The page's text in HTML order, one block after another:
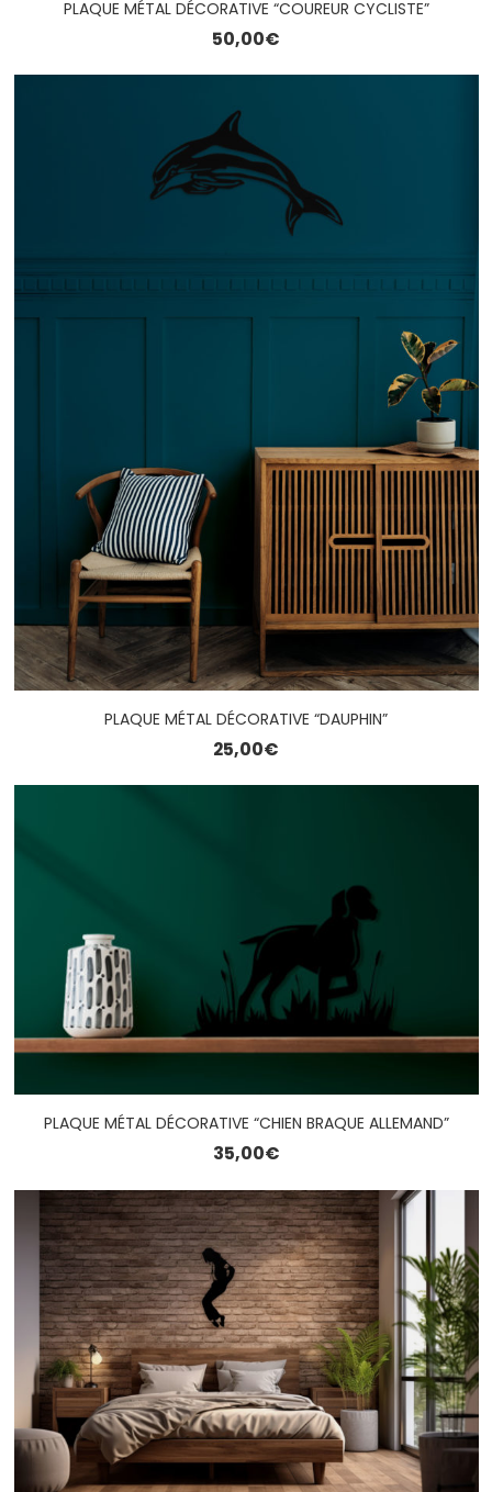
PLAQUE MÉTAL DÉCORATIVE “COUREUR CYCLISTE”
50,00€
PLAQUE MÉTAL DÉCORATIVE “DAUPHIN”
25,00€
PLAQUE MÉTAL DÉCORATIVE “CHIEN BRAQUE ALLEMAND”
35,00€